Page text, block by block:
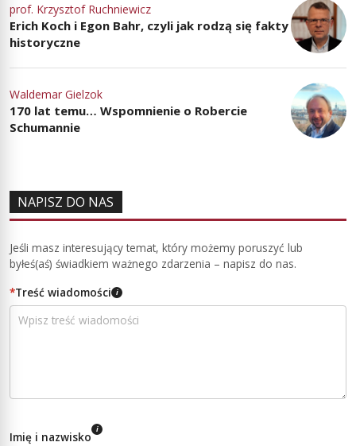
prof. Krzysztof Ruchniewicz
Erich Koch i Egon Bahr, czyli jak rodzą się fakty
historyczne
Waldemar Gielzok
170 lat temu… Wspomnienie o Robercie
Schumannie
NAPISZ DO NAS
Jeśli masz interesujący temat, który możemy poruszyć lub
byłeś(aś) świadkiem ważnego zdarzenia – napisz do nas.
*Treść wiadomości i
Imię i nazwisko i